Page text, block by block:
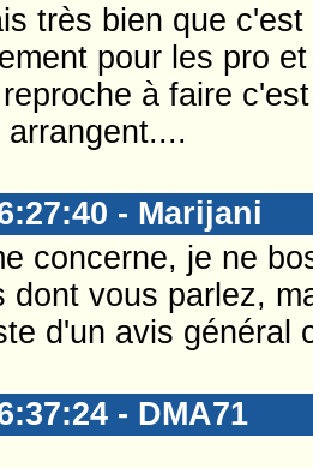
très bien que
pour les pro
à faire
- Marijani
concerne, je ne
dont vous parlez,
d'un avis général
- DMA71